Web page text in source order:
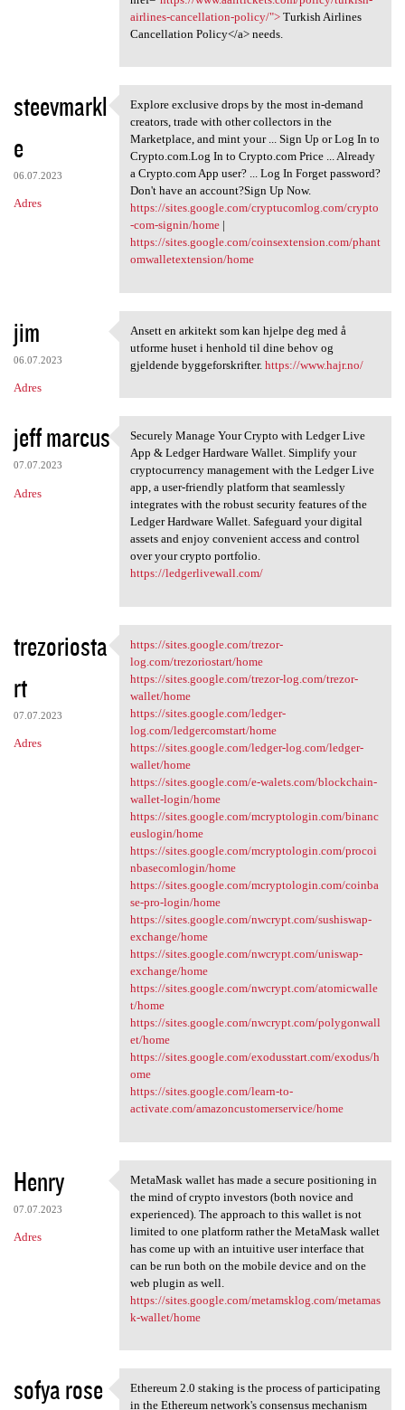
airlines-cancellation-policy/">Turkish Airlines
Cancellation Policy</a> needs.
steevmarkl
e
06.07.2023
Adres
Explore exclusive drops by
Explore exclusive drops by the most in-demand
creators, trade with other collectors in the
Marketplace, and mint your ... Sign Up or Log In to
Crypto.com.Log In to Crypto.com Price ... Already
a Crypto.com App user? ... Log In Forget password?
Don't have an account?Sign Up Now.
https://sites.google.com/cryptucomlog.com/crypto
-com-signin/home|
https://sites.google.com/coinsextension.com/phant
omwalletextension/home
jim
06.07.2023
Adres
Ansett en arkitekt som kan
Ansett en arkitekt som kan hjelpe deg med å
utforme huset i henhold til dine behov og
gjeldende byggeforskrifter. https://www.hajr.no/
jeff marcus
07.07.2023
Adres
Securely Manage Your Crypto
Securely Manage Your Crypto with Ledger Live
App & Ledger Hardware Wallet. Simplify your
cryptocurrency management with the Ledger Live
app, a user-friendly platform that seamlessly
integrates with the robust security features of the
Ledger Hardware Wallet. Safeguard your digital
assets and enjoy convenient access and control
over your crypto portfolio.
https://ledgerlivewall.com/
trezoriosta
rt
07.07.2023
Adres
https://sites.google.com
https://sites.google.com/trezor-
log.com/trezoriostart/home
https://sites.google.com/trezor-log.com/trezor-
wallet/home
https://sites.google.com/ledger-
log.com/ledgercomstart/home
https://sites.google.com/ledger-log.com/ledger-
wallet/home
https://sites.google.com/e-walets.com/blockchain-
wallet-login/home
https://sites.google.com/mcryptologin.com/binanc
euslogin/home
https://sites.google.com/mcryptologin.com/procoi
nbasecomlogin/home
https://sites.google.com/mcryptologin.com/coinba
se-pro-login/home
https://sites.google.com/nwcrypt.com/sushiswap-
exchange/home
https://sites.google.com/nwcrypt.com/uniswap-
exchange/home
https://sites.google.com/nwcrypt.com/atomicwalle
t/home
https://sites.google.com/nwcrypt.com/polygonwall
et/home
https://sites.google.com/exodusstart.com/exodus/h
ome
https://sites.google.com/learn-to-
activate.com/amazoncustomerservice/home
Henry
07.07.2023
Adres
MetaMask wallet has made a
MetaMask wallet has made a secure positioning in
the mind of crypto investors (both novice and
experienced). The approach to this wallet is not
limited to one platform rather the MetaMask wallet
has come up with an intuitive user interface that
can be run both on the mobile device and on the
web plugin as well.
https://sites.google.com/metamsklog.com/metamas
k-wallet/home
sofya rose Ethereum 2.0 staking is the
Ethereum 2.0 staking is the process of participating
in the Ethereum network's consensus mechanism